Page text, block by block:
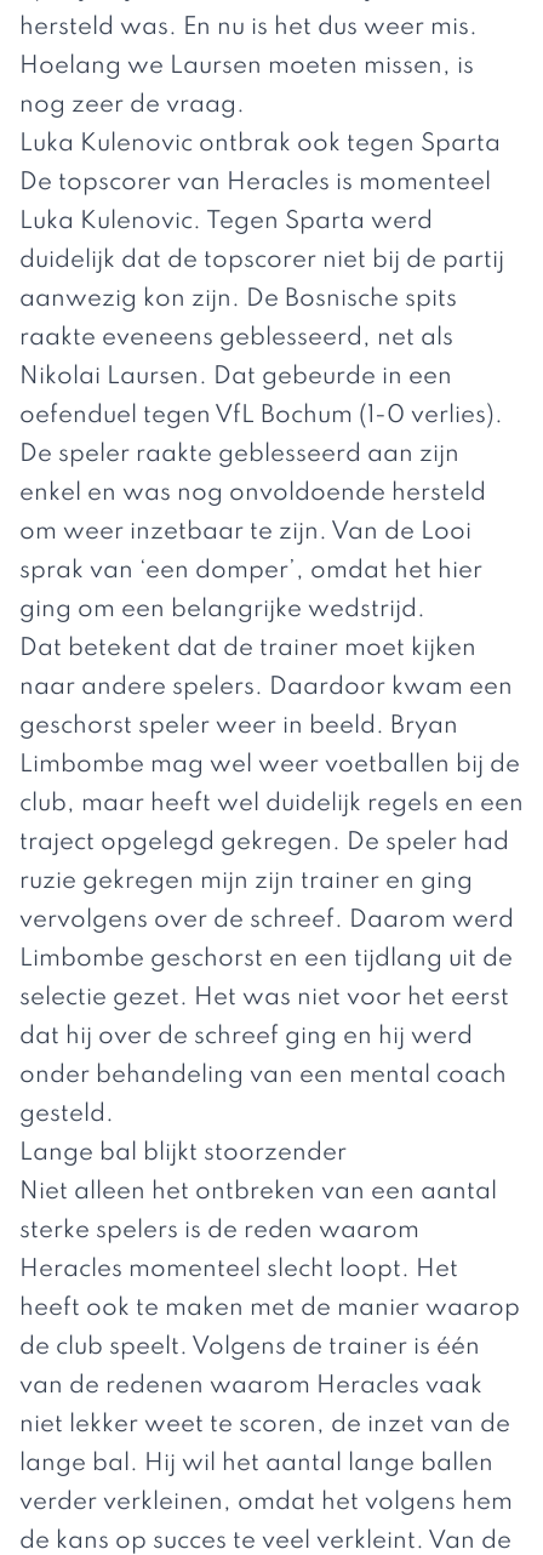
hersteld was. En nu is het dus weer mis.
Hoelang we Laursen moeten missen, is
nog zeer de vraag.
Luka Kulenovic ontbrak ook tegen Sparta
De topscorer van Heracles is momenteel
Luka Kulenovic. Tegen Sparta werd
duidelijk dat de topscorer niet bij de partij
aanwezig kon zijn. De Bosnische spits
raakte eveneens geblesseerd, net als
Nikolai Laursen. Dat gebeurde in een
oefenduel tegen VfL Bochum (1-0 verlies).
De speler raakte geblesseerd aan zijn
enkel en was nog onvoldoende hersteld
om weer inzetbaar te zijn. Van de Looi
sprak van ‘een domper’, omdat het hier
ging om een belangrijke wedstrijd.
Dat betekent dat de trainer moet kijken
naar andere spelers. Daardoor kwam een
geschorst speler weer in beeld. Bryan
Limbombe mag wel weer voetballen bij de
club, maar heeft wel duidelijk regels en een
traject opgelegd gekregen. De speler had
ruzie gekregen mijn zijn trainer en ging
vervolgens over de schreef. Daarom werd
Limbombe geschorst en een tijdlang uit de
selectie gezet. Het was niet voor het eerst
dat hij over de schreef ging en hij werd
onder behandeling van een mental coach
gesteld.
Lange bal blijkt stoorzender
Niet alleen het ontbreken van een aantal
sterke spelers is de reden waarom
Heracles momenteel slecht loopt. Het
heeft ook te maken met de manier waarop
de club speelt. Volgens de trainer is één
van de redenen waarom Heracles vaak
niet lekker weet te scoren, de inzet van de
lange bal. Hij wil het aantal lange ballen
verder verkleinen, omdat het volgens hem
de kans op succes te veel verkleint. Van de